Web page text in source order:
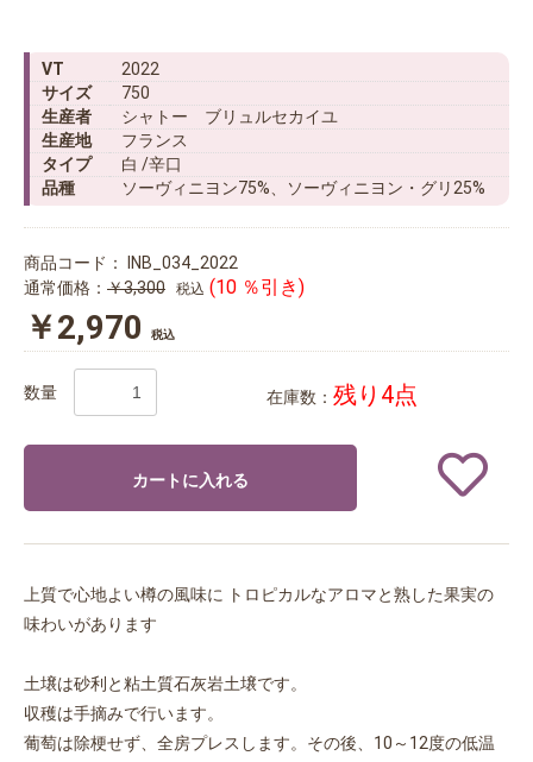
VT
2022
サイズ
750
生産者
シャトー ブリュルセカイユ
生産地
フランス
タイプ
白 /辛口
品種
ソーヴィニヨン75%、ソーヴィニヨン・グリ25%
商品コード：
INB_034_2022
通常価格： ￥3,300 税込 (10 ％引き)
￥2,970 税込
数量 在庫数： 残り4点
カートに入れる
上質で心地よい樽の風味に トロピカルなアロマと熟した果実の
味わいがあります
土壌は砂利と粘土質石灰岩土壌です。
収穫は手摘みで行います。
葡萄は除梗せず、全房プレスします。その後、10～12度の低温